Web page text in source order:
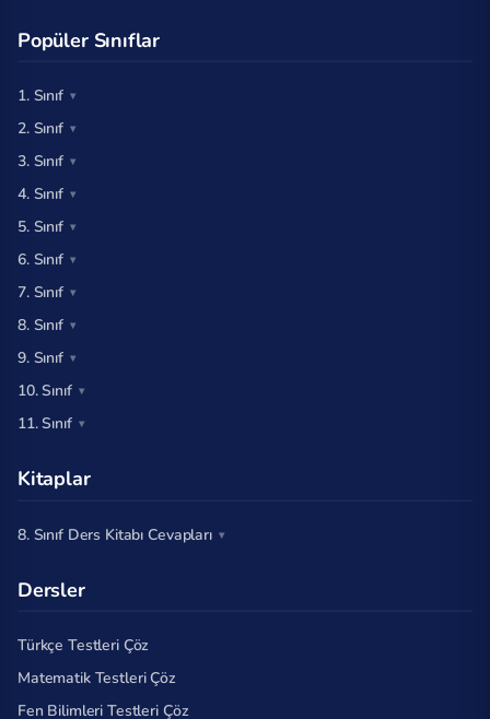
Popüler Sınıflar
1. Sınıf
2. Sınıf
3. Sınıf
4. Sınıf
5. Sınıf
6. Sınıf
7. Sınıf
8. Sınıf
9. Sınıf
10. Sınıf
11. Sınıf
Kitaplar
8. Sınıf Ders Kitabı Cevapları
Dersler
Türkçe Testleri Çöz
Matematik Testleri Çöz
Fen Bilimleri Testleri Çöz